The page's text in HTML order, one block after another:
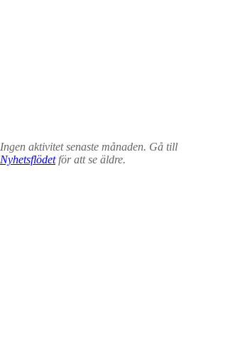
Ingen aktivitet senaste månaden. Gå till
Nyhetsflödetför att se äldre.